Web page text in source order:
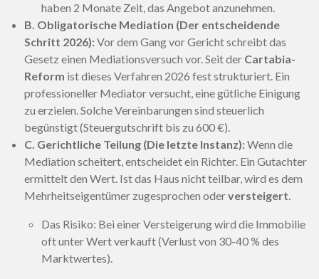
haben 2 Monate Zeit, das Angebot anzunehmen.
B. Obligatorische Mediation (Der entscheidende
Schritt 2026):Vor dem Gang vor Gericht schreibt das
Gesetz einen Mediationsversuch vor. Seit der Cartabia-
Reform ist dieses Verfahren 2026 fest strukturiert. Ein
professioneller Mediator versucht, eine gütliche Einigung
zu erzielen. Solche Vereinbarungen sind steuerlich
begünstigt (Steuergutschrift bis zu 600 €).
C. Gerichtliche Teilung (Die letzte Instanz):Wenn die
Mediation scheitert, entscheidet ein Richter. Ein Gutachter
ermittelt den Wert. Ist das Haus nicht teilbar, wird es dem
Mehrheitseigentümer zugesprochen oderversteigert.
Das Risiko: Bei einer Versteigerung wird die Immobilie
oft unter Wert verkauft (Verlust von 30-40 % des
Marktwertes).